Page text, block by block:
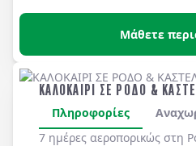
Μάθετε
ΚΑΛΟΚΑΙΡΙ ΣΕ ΡΟΔΟ &
Πληροφορίες
7 ημέρες αεροπορικώς στη